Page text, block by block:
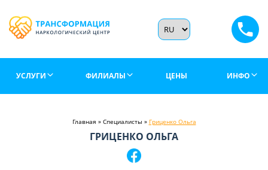
УСЛУГИ ФИЛИАЛЫ ЦЕНЫ ИНФО
Главная » Специалисты » Гриценко Ольга
ГРИЦЕНКО ОЛЬГА